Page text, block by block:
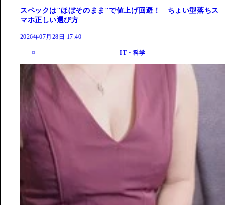
スペックは"ほぼそのまま"で値上げ回避！ ちょい型落ちス
マホ正しい選び方
2026年07月28日 17:40
IT・科学